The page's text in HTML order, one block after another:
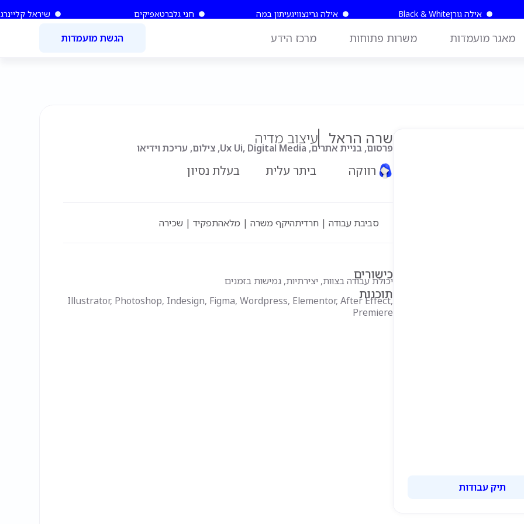
אילה גורןBlack & White אילה גרינצוויגעיתון במה חני גלברטאפיקים שיראל קליינר
מאגר מועמדות משרות פתוחות מרכז הידע הגשת מועמדות
תיק עבודות
שרה הראל עיצוב מדיה
פרסום, בניית אתרים, Ux Ui, Digital Media, צילום, עריכת וידיאו
רווקה ביתר עלית בעלת נסיון
סביבת עבודה | חרדיתהיקף משרה | מלאהתפקיד | שכירה
כישורים
יכולת עבודה בצוות, יצירתיות, גמישות בזמנים
תוכנות
Illustrator, Photoshop, Indesign, Figma, Wordpress, Elementor, After Effect,
Premiere